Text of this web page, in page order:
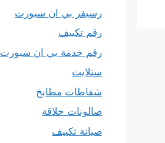
رسيفر بي ان سبورت
رقم تكييف
رقم خدمة بي ان سبورت
ستلايت
شفاطات مطابخ
صالونات حلاقة
صيانة تكييف